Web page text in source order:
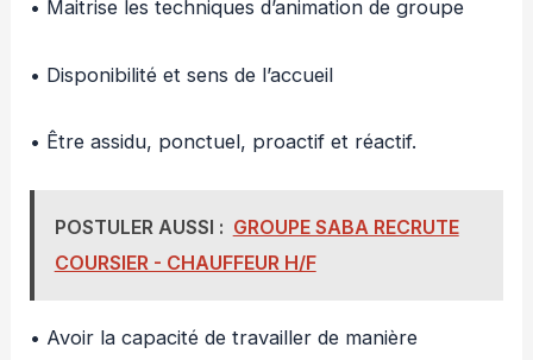
• Maitrise les techniques d’animation de groupe
• Disponibilité et sens de l’accueil
• Être assidu, ponctuel, proactif et réactif.
POSTULER AUSSI : GROUPE SABA RECRUTE
COURSIER - CHAUFFEUR H/F
• Avoir la capacité de travailler de manière